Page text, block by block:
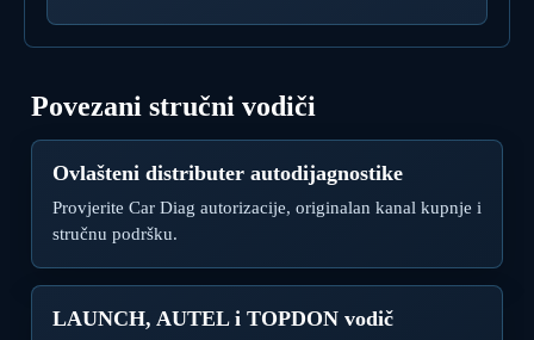
Povezani stručni vodiči
Ovlašteni distributer autodijagnostike
Provjerite Car Diag autorizacije, originalan kanal kupnje i
stručnu podršku.
LAUNCH, AUTEL i TOPDON vodič